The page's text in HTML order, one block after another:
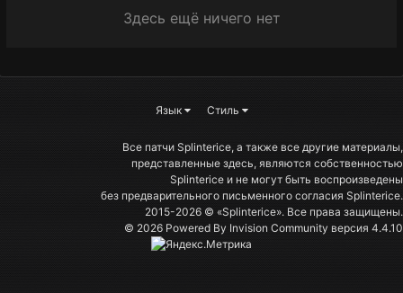
Здесь ещё ничего нет
Язык Стиль
Все патчи Splinterice, а также все другие материалы,
представленные здесь, являются собственностью
Splinterice и не могут быть воспроизведены
без предварительного письменного согласия Splinterice.
2015-2026 © «Splinterice». Все права защищены.
© 2026 Powered By Invision Community версия 4.4.10